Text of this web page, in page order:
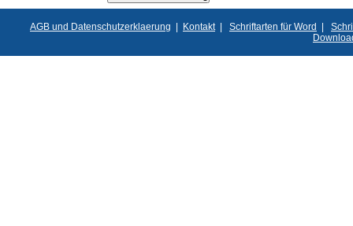
AGB und Datenschutzerklaerung | Kontakt| Schriftarten für Word |